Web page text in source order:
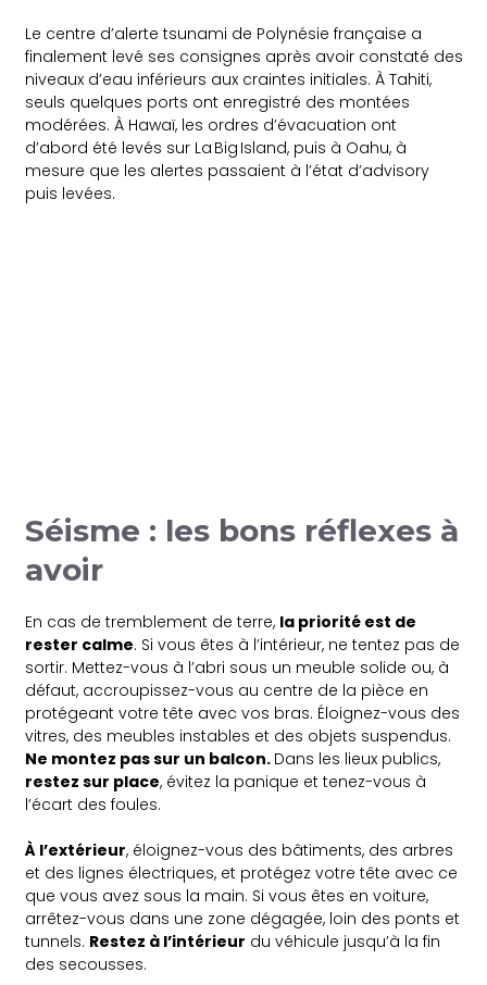
Le centre d’alerte tsunami de Polynésie française a
finalement levé ses consignes après avoir constaté des
niveaux d’eau inférieurs aux craintes initiales. À Tahiti,
seuls quelques ports ont enregistré des montées
modérées. À Hawaï, les ordres d’évacuation ont
d’abord été levés sur La Big Island, puis à Oahu, à
mesure que les alertes passaient à l’état d’advisory
puis levées.
Séisme : les bons réflexes à
avoir
En cas de tremblement de terre, la priorité est de
rester calme. Si vous êtes à l’intérieur, ne tentez pas de
sortir. Mettez-vous à l’abri sous un meuble solide ou, à
défaut, accroupissez-vous au centre de la pièce en
protégeant votre tête avec vos bras. Éloignez-vous des
vitres, des meubles instables et des objets suspendus.
Ne montez pas sur un balcon. Dans les lieux publics,
restez sur place, évitez la panique et tenez-vous à
l’écart des foules.
À l’extérieur, éloignez-vous des bâtiments, des arbres
et des lignes électriques, et protégez votre tête avec ce
que vous avez sous la main. Si vous êtes en voiture,
arrêtez-vous dans une zone dégagée, loin des ponts et
tunnels. Restez à l’intérieur du véhicule jusqu’à la fin
des secousses.